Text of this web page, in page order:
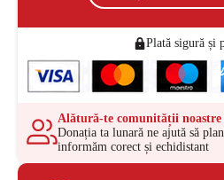
Plată sigură și
Alătură-te comunității noastre
Donația ta lunară ne ajută să
informăm corect și echidistant